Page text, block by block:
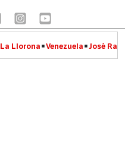
La Llorona Venezuela José